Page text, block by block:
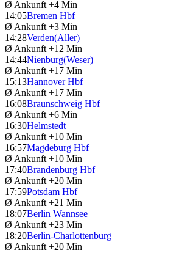
Ø Ankunft +4 Min
14:05Bremen Hbf
Ø Ankunft +3 Min
14:28Verden(Aller)
Ø Ankunft +12 Min
14:44Nienburg(Weser)
Ø Ankunft +17 Min
15:13Hannover Hbf
Ø Ankunft +17 Min
16:08Braunschweig Hbf
Ø Ankunft +6 Min
16:30Helmstedt
Ø Ankunft +10 Min
16:57Magdeburg Hbf
Ø Ankunft +10 Min
17:40Brandenburg Hbf
Ø Ankunft +20 Min
17:59Potsdam Hbf
Ø Ankunft +21 Min
18:07Berlin Wannsee
Ø Ankunft +23 Min
18:20Berlin-Charlottenburg
Ø Ankunft +20 Min